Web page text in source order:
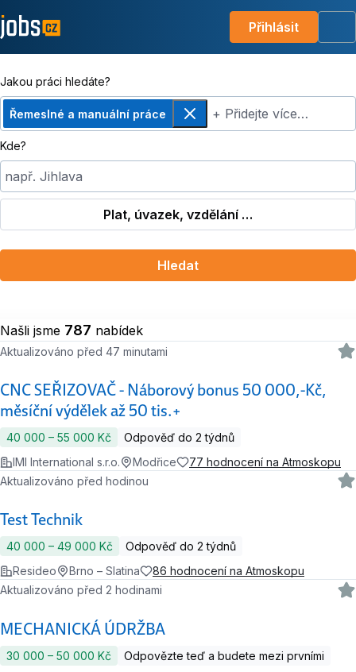
Přihlásit
Jakou práci hledáte?
Řemeslné a manuální práce
Odebrat+ Přidejte více…
Kde?
např. Jihlava
Plat, úvazek, vzdělání …
Hledat
Našli jsme 787 nabídek
CNC SEŘIZOVAČ - Náborový bonus 50 000,-Kč,
měsíční výdělek až 50 tis.+
Aktualizováno před 47 minutami
40 000 ‍–‍ 55 000 Kč
Odpověď do 2 týdnů
IMI International s.r.o.
Modřice 77 hodnocení na Atmoskopu
Test Technik
Aktualizováno před hodinou
40 000 ‍–‍ 49 000 Kč
Odpověď do 2 týdnů
Resideo
Brno – Slatina 86 hodnocení na Atmoskopu
MECHANICKÁ ÚDRŽBA
Aktualizováno před 2 hodinami
30 000 ‍–‍ 50 000 Kč
Odpovězte teď a budete mezi prvními